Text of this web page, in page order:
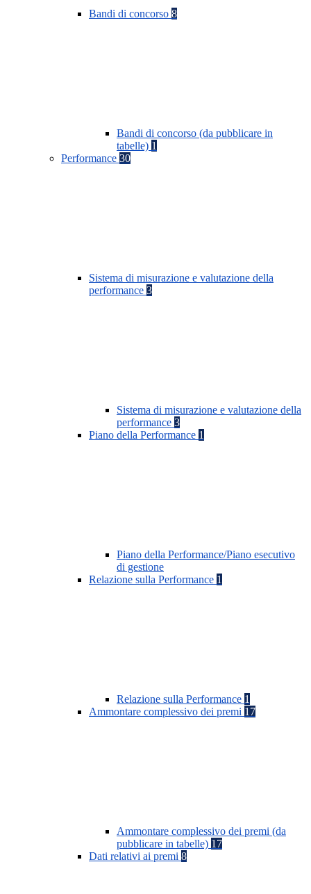
Bandi di concorso 8
Bandi di concorso (da pubblicare in
tabelle) 1
Performance 30
Sistema di misurazione e valutazione della
performance 3
Sistema di misurazione e valutazione della
performance 3
Piano della Performance 1
Piano della Performance/Piano esecutivo
di gestione
Relazione sulla Performance 1
Relazione sulla Performance 1
Ammontare complessivo dei premi 17
Ammontare complessivo dei premi (da
pubblicare in tabelle) 17
Dati relativi ai premi 8